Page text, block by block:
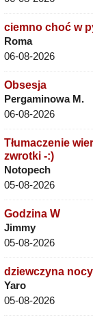
ciemno choć w
Roma
06-08-2026
Obsesja
Pergaminowa M.
06-08-2026
Tłumaczenie
zwrotki -:)
Notopech
05-08-2026
Godzina W
Jimmy
05-08-2026
dziewczyna nocy
Yaro
05-08-2026